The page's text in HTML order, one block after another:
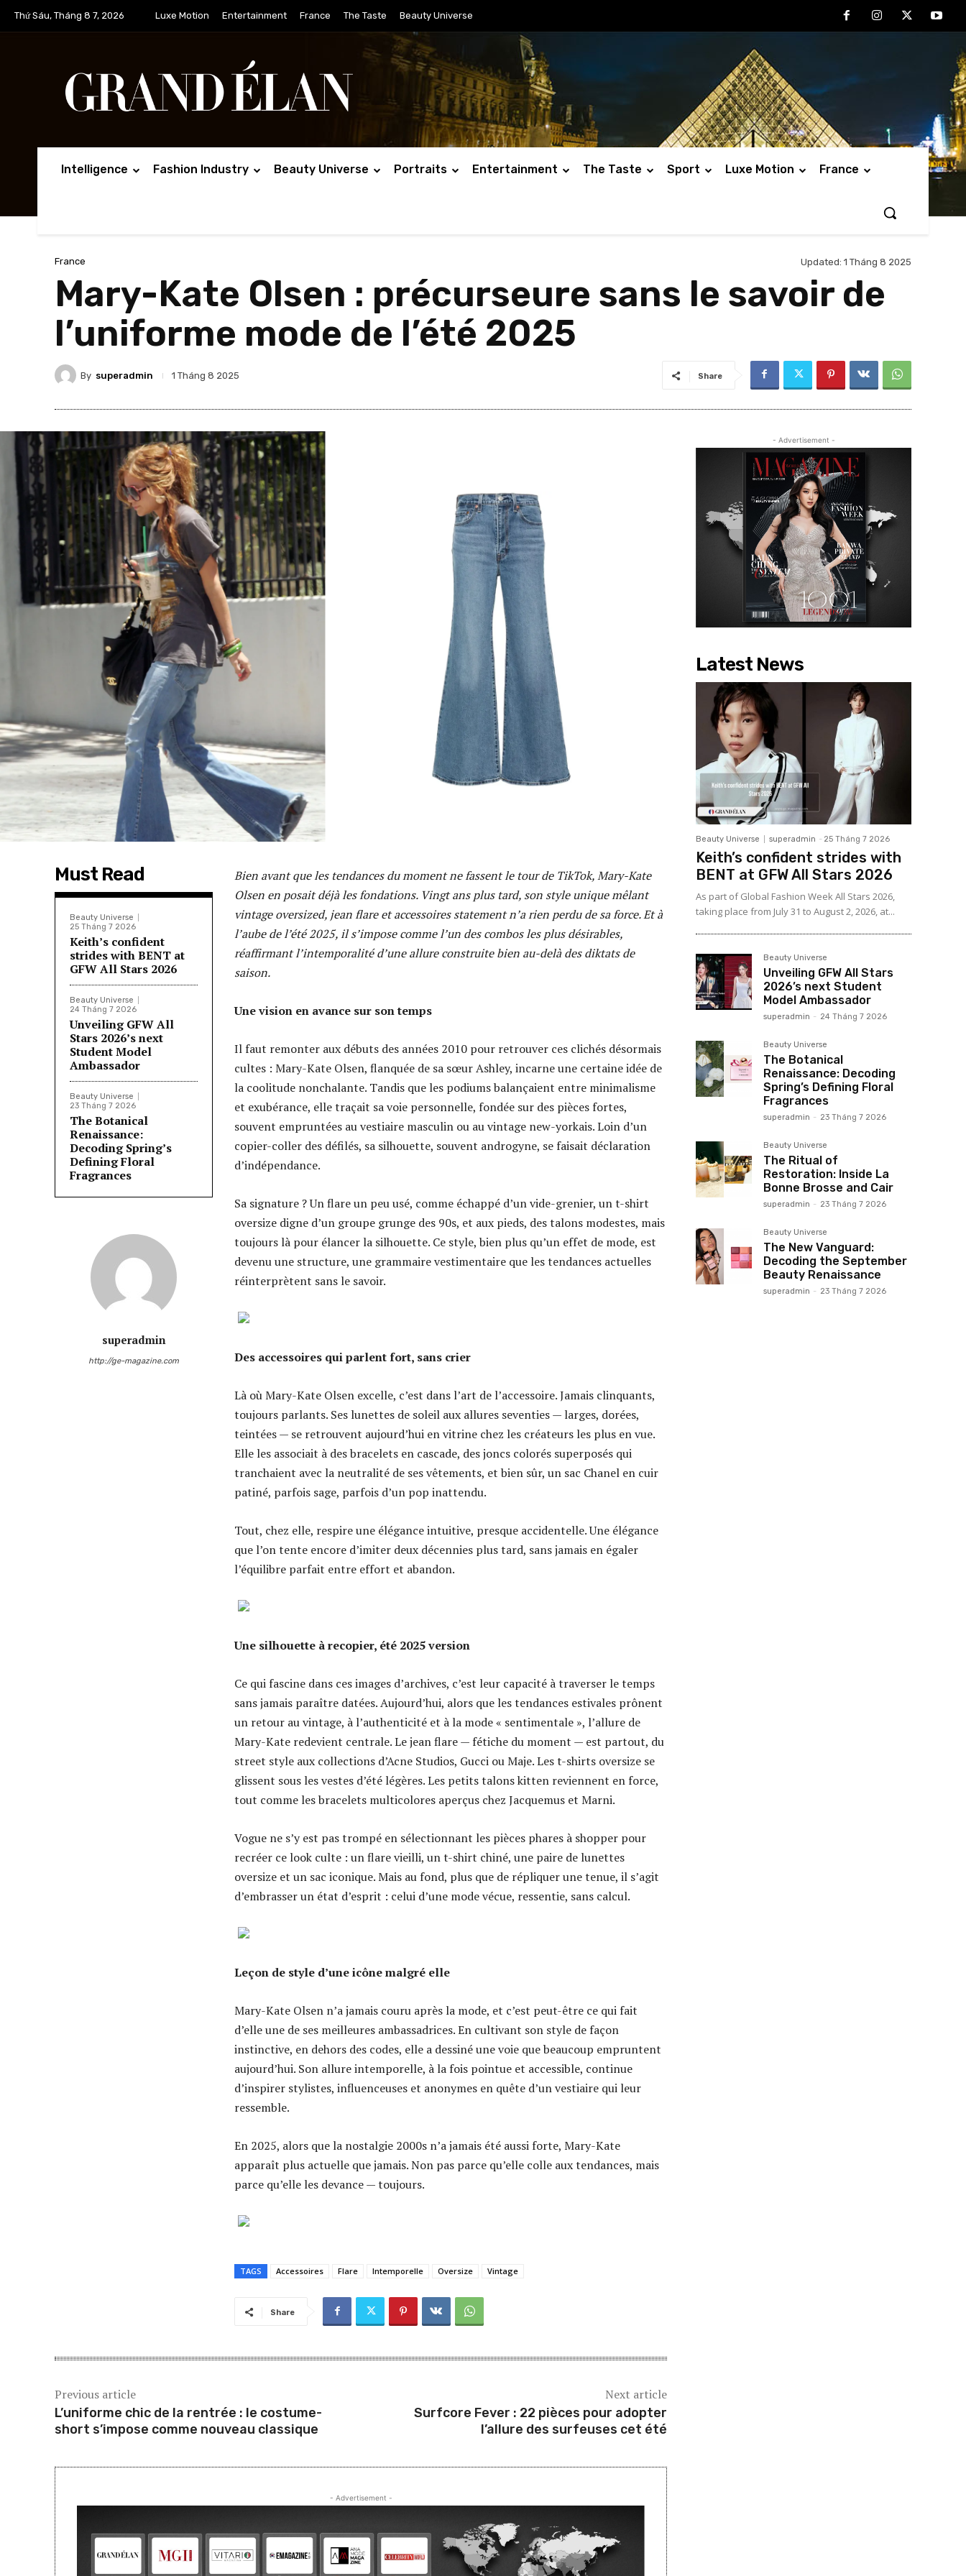
Thứ Sáu, Tháng 8 7, 2026 Luxe Motion Entertainment France The Taste Beauty Universe
Intelligence Fashion Industry Beauty Universe Portraits Entertainment The Taste Sport Luxe Motion France
France Updated: 1 Tháng 8 2025
Mary-Kate Olsen : précurseure sans le savoir de
l’uniforme mode de l’été 2025
By superadmin 1 Tháng 8 2025 Share
Must Read
Beauty Universe
25 Tháng 7 2026
Keith’s confident
strides with BENT at
GFW All Stars 2026
Beauty Universe
24 Tháng 7 2026
Unveiling GFW All
Stars 2026’s next
Student Model
Ambassador
Beauty Universe
23 Tháng 7 2026
The Botanical
Renaissance:
Decoding Spring’s
Defining Floral
Fragrances
superadmin
http://ge-magazine.com
Bien avant que les tendances du moment ne fassent le tour de TikTok, Mary-Kate
Olsen en posait déjà les fondations. Vingt ans plus tard, son style unique mêlant
vintage oversized, jean flare et accessoires statement n’a rien perdu de sa force. Et à
l’aube de l’été 2025, il s’impose comme l’un des combos les plus désirables,
réaffirmant l’intemporalité d’une allure construite bien au-delà des diktats de
saison.
Une vision en avance sur son temps
Il faut remonter aux débuts des années 2010 pour retrouver ces clichés désormais
cultes : Mary-Kate Olsen, flanquée de sa sœur Ashley, incarne une certaine idée de
la coolitude nonchalante. Tandis que les podiums balançaient entre minimalisme
et exubérance, elle traçait sa voie personnelle, fondée sur des pièces fortes,
souvent empruntées au vestiaire masculin ou au vintage new-yorkais. Loin d’un
copier-coller des défilés, sa silhouette, souvent androgyne, se faisait déclaration
d’indépendance.
Sa signature ? Un flare un peu usé, comme échappé d’un vide-grenier, un t-shirt
oversize digne d’un groupe grunge des 90s, et aux pieds, des talons modestes, mais
toujours là pour élancer la silhouette. Ce style, bien plus qu’un effet de mode, est
devenu une structure, une grammaire vestimentaire que les tendances actuelles
réinterprètent sans le savoir.
Des accessoires qui parlent fort, sans crier
Là où Mary-Kate Olsen excelle, c’est dans l’art de l’accessoire. Jamais clinquants,
toujours parlants. Ses lunettes de soleil aux allures seventies — larges, dorées,
teintées — se retrouvent aujourd’hui en vitrine chez les créateurs les plus en vue.
Elle les associait à des bracelets en cascade, des joncs colorés superposés qui
tranchaient avec la neutralité de ses vêtements, et bien sûr, un sac Chanel en cuir
patiné, parfois sage, parfois d’un pop inattendu.
Tout, chez elle, respire une élégance intuitive, presque accidentelle. Une élégance
que l’on tente encore d’imiter deux décennies plus tard, sans jamais en égaler
l’équilibre parfait entre effort et abandon.
Une silhouette à recopier, été 2025 version
Ce qui fascine dans ces images d’archives, c’est leur capacité à traverser le temps
sans jamais paraître datées. Aujourd’hui, alors que les tendances estivales prônent
un retour au vintage, à l’authenticité et à la mode « sentimentale », l’allure de
Mary-Kate redevient centrale. Le jean flare — fétiche du moment — est partout, du
street style aux collections d’Acne Studios, Gucci ou Maje. Les t-shirts oversize se
glissent sous les vestes d’été légères. Les petits talons kitten reviennent en force,
tout comme les bracelets multicolores aperçus chez Jacquemus et Marni.
Vogue ne s’y est pas trompé en sélectionnant les pièces phares à shopper pour
recréer ce look culte : un flare vieilli, un t-shirt chiné, une paire de lunettes
oversize et un sac iconique. Mais au fond, plus que de répliquer une tenue, il s’agit
d’embrasser un état d’esprit : celui d’une mode vécue, ressentie, sans calcul.
Leçon de style d’une icône malgré elle
Mary-Kate Olsen n’a jamais couru après la mode, et c’est peut-être ce qui fait
d’elle une de ses meilleures ambassadrices. En cultivant son style de façon
instinctive, en dehors des codes, elle a dessiné une voie que beaucoup empruntent
aujourd’hui. Son allure intemporelle, à la fois pointue et accessible, continue
d’inspirer stylistes, influenceuses et anonymes en quête d’un vestiaire qui leur
ressemble.
En 2025, alors que la nostalgie 2000s n’a jamais été aussi forte, Mary-Kate
apparaît plus actuelle que jamais. Non pas parce qu’elle colle aux tendances, mais
parce qu’elle les devance — toujours.
TAGS Accessoires Flare Intemporelle Oversize Vintage
Share
Previous article
L’uniforme chic de la rentrée : le costume-
short s’impose comme nouveau classique
Next article
Surfcore Fever : 22 pièces pour adopter
l’allure des surfeuses cet été
- Advertisement -
- Advertisement -
Latest News
Beauty Universe superadmin - 25 Tháng 7 2026
Keith’s confident strides with
BENT at GFW All Stars 2026
As part of Global Fashion Week All Stars 2026,
taking place from July 31 to August 2, 2026, at...
Beauty Universe
Unveiling GFW All Stars
2026’s next Student
Model Ambassador
superadmin - 24 Tháng 7 2026
Beauty Universe
The Botanical
Renaissance: Decoding
Spring’s Defining Floral
Fragrances
superadmin - 23 Tháng 7 2026
Beauty Universe
The Ritual of
Restoration: Inside La
Bonne Brosse and Cair
superadmin - 23 Tháng 7 2026
Beauty Universe
The New Vanguard:
Decoding the September
Beauty Renaissance
superadmin - 23 Tháng 7 2026